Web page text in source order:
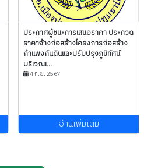
ประกาศผู้ชนะการเสนอราคา ประกวด
ราคาจ้างก่อสร้างโครงการก่อสร้าง
กำแพงกันดินและปรับปรุงภูมิทัศน์
บริเวณเ...
4 ก.ย. 2567
อ่านเพิ่มเติม